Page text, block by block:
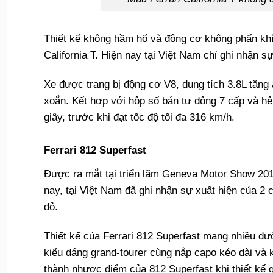
Thiết kế không hầm hố và động cơ không phấn
California T. Hiện nay tại Việt Nam chỉ ghi nhận
Xe được trang bị động cơ V8, dung tích 3.8L
xoắn. Kết hợp với hộp số bán tự động 7 cấp và
giây, trước khi đạt tốc độ tối đa 316 km/h.
Ferrari 812 Superfast
Được ra mắt tại triển lãm Geneva Motor Show
nay, tại Việt Nam đã ghi nhận sự xuất hiện của 2
đỏ.
Thiết kế của Ferrari 812 Superfast mang nhiều
kiểu dáng grand-tourer cùng nắp capo kéo dài
thành nhược điểm của 812 Superfast khi thiết